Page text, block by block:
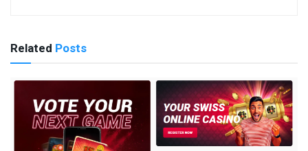
Related Posts